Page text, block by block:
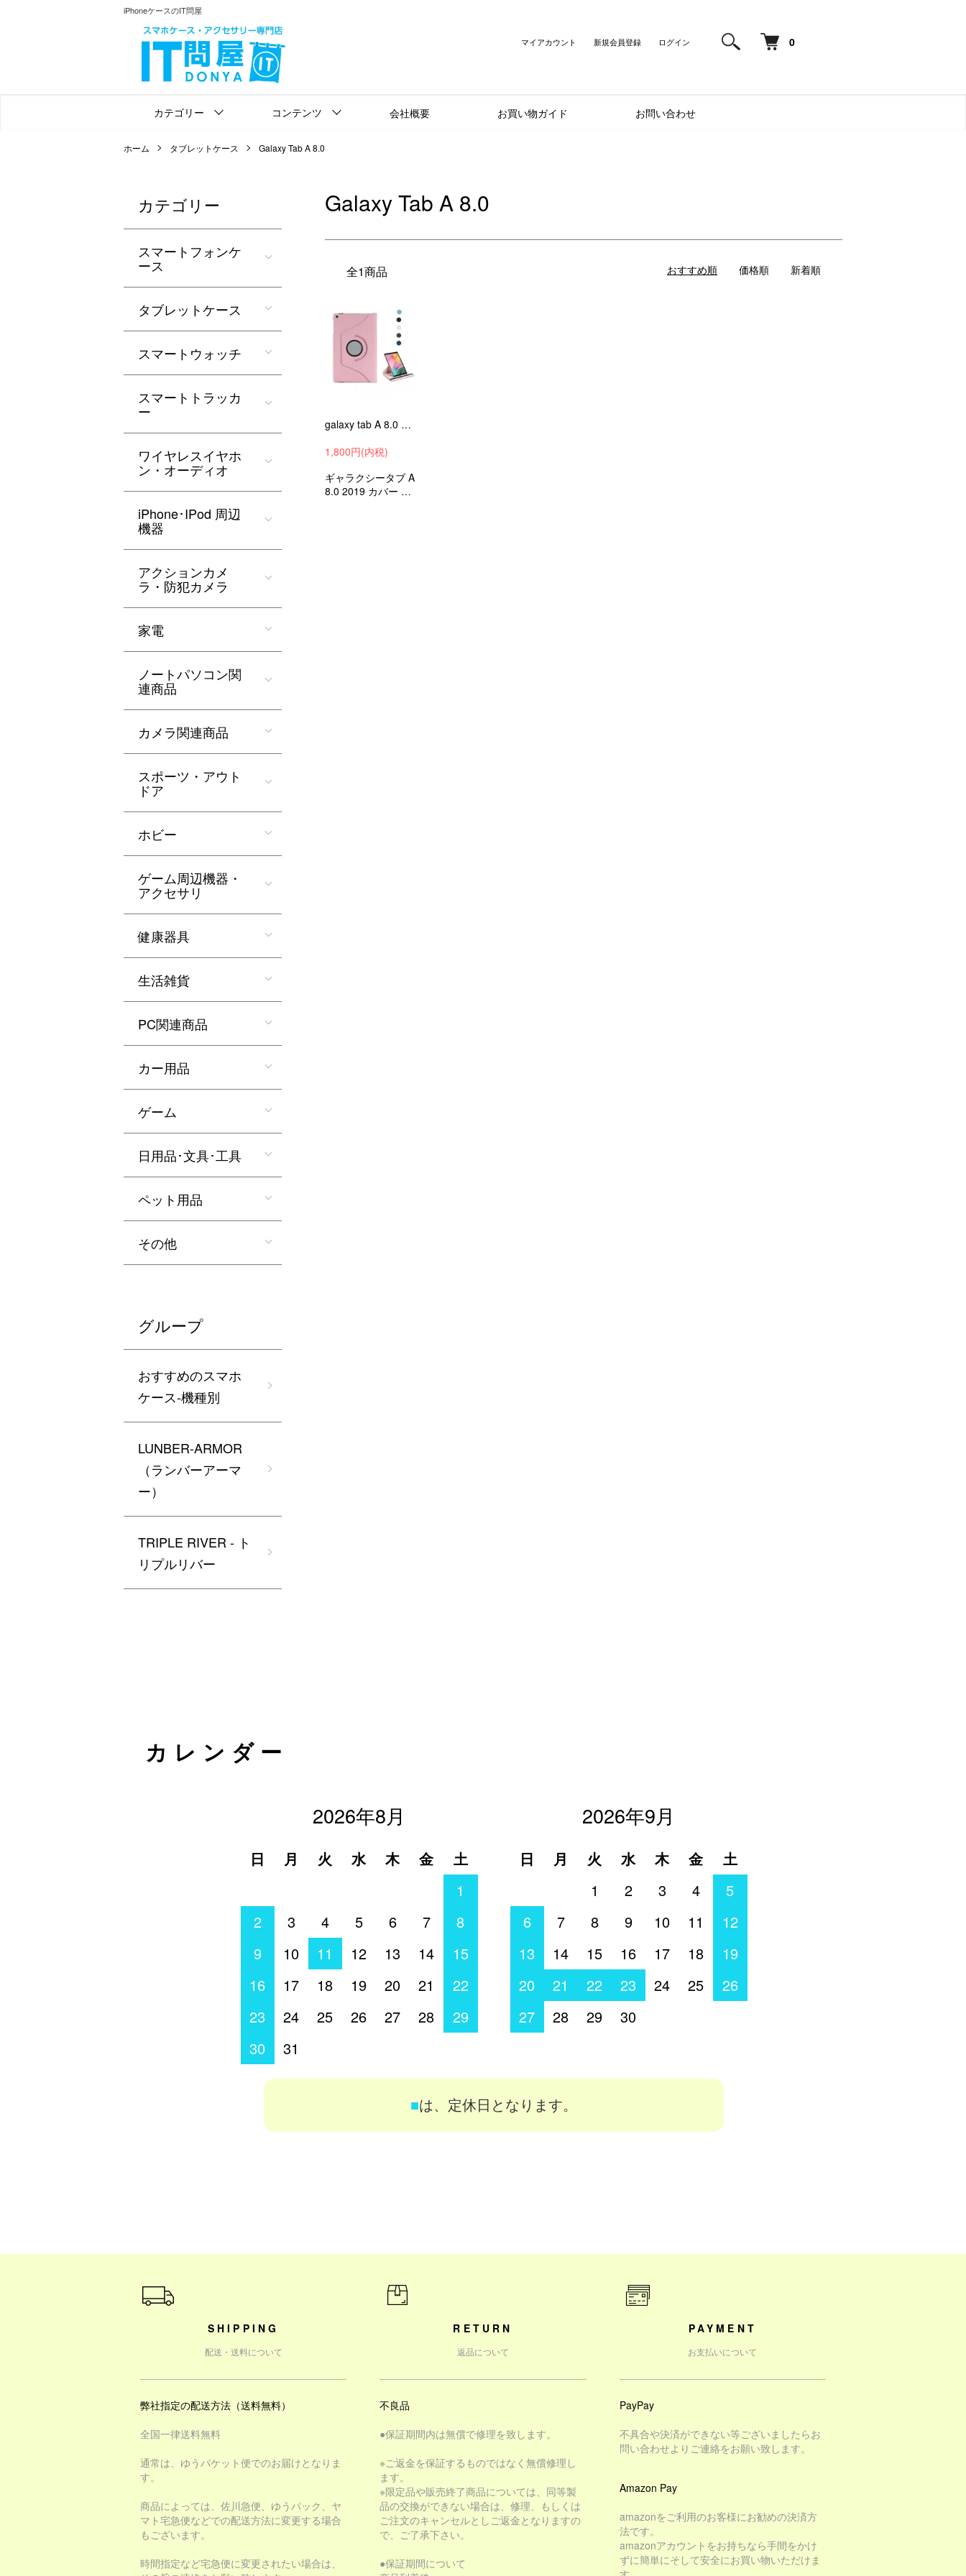
iPhoneケースのIT問屋
0
マイアカウント 新規会員登録 ログイン
カテゴリー コンテンツ 会社概要 お買い物ガイド お問い合わせ
ホーム タブレットケース Galaxy Tab A 8.0
Galaxy Tab A 8.0
全1商品 おすすめ順 価格順 新着順
galaxy tab A 8.0 2019 ケース/カバー360°回転 スタンド機能カバー レザー 手帳 横開きギャラクシー タブ A 8.0 taba8-a1-z90709
1,800円(内税)
ギャラクシータブ A
8.0 2019 カバー レ
カテゴリー
スマートフォンケ
ース
タブレットケース
スマートウォッチ
スマートトラッカ
ー
ワイヤレスイヤホ
ン・オーディオ
iPhone･IPod 周辺
機器
アクションカメ
ラ・防犯カメラ
家電
ノートパソコン関
連商品
カメラ関連商品
スポーツ・アウト
ドア
ホビー
ゲーム周辺機器・
アクセサリ
健康器具
生活雑貨
PC関連商品
カー用品
ゲーム
日用品･文具･工具
ペット用品
その他
グループ
おすすめのスマホ
ケース-機種別
LUNBER-ARMOR
（ランバーアーマ
ー）
TRIPLE RIVER - ト
リプルリバー
カレンダー
2026年8月
日 月 火 水 木 金
土
1
2
3 4 5 6 7
8
9
10 11 12 13 14
15
16
17 18 19 20 21
22
23
24 25 26 27 28
29
30
31
2026年9月
日 月 火 水 木 金
土
1
2 3 4
5
6
7 8 9 10 11
12
13
14 15 16 17 18
19
20
21 22 23 24 25
26
27
28 29 30
■は、定休日となります。
ショッピングガイド
SHIPPING
配送・送料について
弊社指定の配送方法（送料無料）
全国一律送料無料
通常は、ゆうパケット便でのお届けとなりま
す。
商品によっては、佐川急便、ゆうパック、ヤ
マト宅急便などでの配送方法に変更する場合
もございます。
時間指定など宅急便に変更されたい場合は、
RETURN
返品について
不良品
●保証期間内は無償で修理を致します。
※ご返金を保証するものではなく無償修理し
ます。
※限定品や販売終了商品については、同等製
品の交換ができない場合は、修理、もしくは
ご注文のキャンセルとしご返金となりますの
で、ご了承下さい。
●保証期間について
PAYMENT
お支払いについて
PayPay
不具合や決済ができない等ございましたらお
問い合わせよりご連絡をお願い致します。
Amazon Pay
amazonをご利用のお客様にお勧めの決済方
法です。
amazonアカウントをお持ちなら手間をかけ
ずに簡単にそして安全にお買い物いただけま